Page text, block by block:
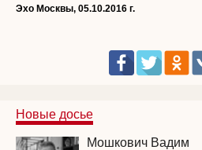
Эхо Москвы, 05.10.2016 г.
Новые досье
Мошкович Вадим